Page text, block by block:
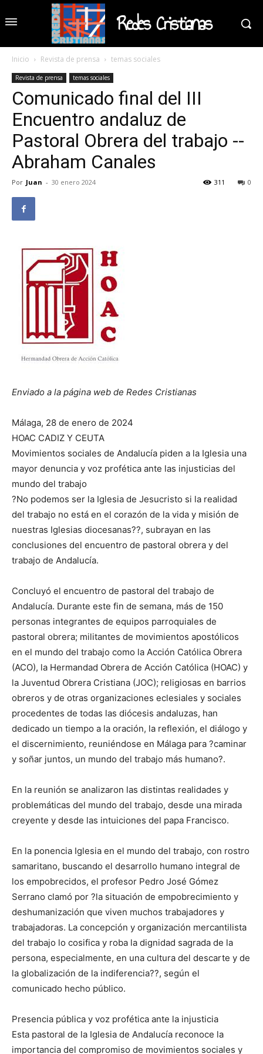
Redes Cristianas
Inicio Revista de prensa temas sociales
Revista de prensa temas sociales
Comunicado final del III
Encuentro andaluz de
Pastoral Obrera del trabajo --
Abraham Canales
Por Juan - 30 enero 2024 0
311
Enviado a la página web de Redes Cristianas
Málaga, 28 de enero de 2024
HOAC CADIZ Y CEUTA
Movimientos sociales de Andalucía piden a la Iglesia una
mayor denuncia y voz profética ante las injusticias del
mundo del trabajo
?No podemos ser la Iglesia de Jesucristo si la realidad
del trabajo no está en el corazón de la vida y misión de
nuestras Iglesias diocesanas??, subrayan en las
conclusiones del encuentro de pastoral obrera y del
trabajo de Andalucía.
Concluyó el encuentro de pastoral del trabajo de
Andalucía. Durante este fin de semana, más de 150
personas integrantes de equipos parroquiales de
pastoral obrera; militantes de movimientos apostólicos
en el mundo del trabajo como la Acción Católica Obrera
(ACO), la Hermandad Obrera de Acción Católica (HOAC) y
la Juventud Obrera Cristiana (JOC); religiosas en barrios
obreros y de otras organizaciones eclesiales y sociales
procedentes de todas las diócesis andaluzas, han
dedicado un tiempo a la oración, la reflexión, el diálogo y
el discernimiento, reuniéndose en Málaga para ?caminar
y soñar juntos, un mundo del trabajo más humano?.
En la reunión se analizaron las distintas realidades y
problemáticas del mundo del trabajo, desde una mirada
creyente y desde las intuiciones del papa Francisco.
En la ponencia Iglesia en el mundo del trabajo, con rostro
samaritano, buscando el desarrollo humano integral de
los empobrecidos, el profesor Pedro José Gómez
Serrano clamó por ?la situación de empobrecimiento y
deshumanización que viven muchos trabajadores y
trabajadoras. La concepción y organización mercantilista
del trabajo lo cosifica y roba la dignidad sagrada de la
persona, especialmente, en una cultura del descarte y de
la globalización de la indiferencia??, según el
comunicado hecho público.
Presencia pública y voz profética ante la injusticia
Esta pastoral de la Iglesia de Andalucía reconoce la
importancia del compromiso de movimientos sociales y